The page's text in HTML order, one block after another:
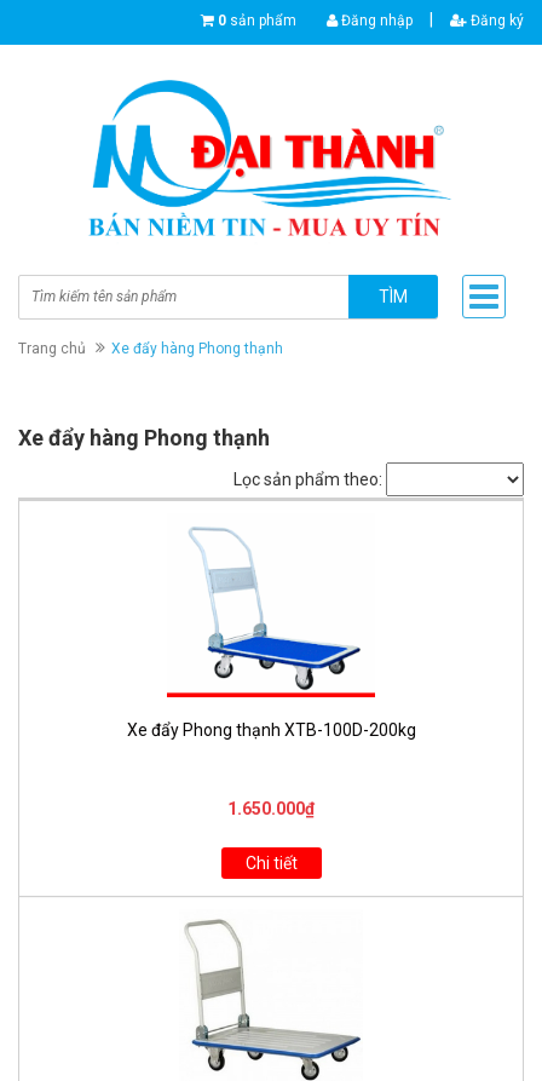
0 sản phẩm Đăng nhập Đăng ký
TÌM
Trang chủ Xe đẩy hàng Phong thạnh
Xe đẩy hàng Phong thạnh
Lọc sản phẩm theo:
Xe đẩy Phong thạnh XTB-100D-200kg
1.650.000₫
Chi tiết